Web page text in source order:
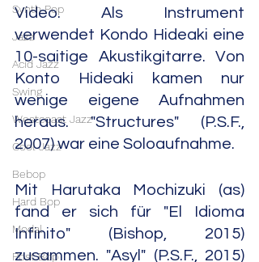
Synth Pop
Jazz
Acid Jazz
Swing
Westcoast Jazz
Cool Jazz
Bebop
Hard Bop
Modal
Post Bop
Video. Als Instrument
verwendet Kondo Hideaki eine
10-saitige Akustikgitarre. Von
Konto Hideaki kamen nur
wenige eigene Aufnahmen
heraus. "Structures" (P.S.F.,
2007) war eine Soloaufnahme.
Mit Harutaka Mochizuki (as)
fand er sich für "El Idioma
Infinito" (Bishop, 2015)
zusammen. "Asyl" (P.S.F., 2015)